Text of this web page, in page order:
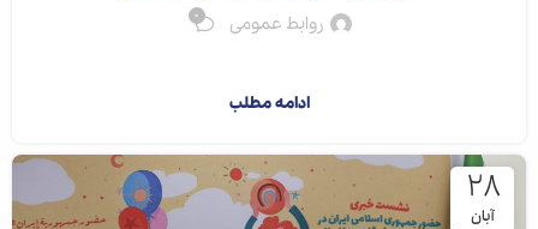
روابط عمومی 0
ادامه مطلب
۲۸
آبان